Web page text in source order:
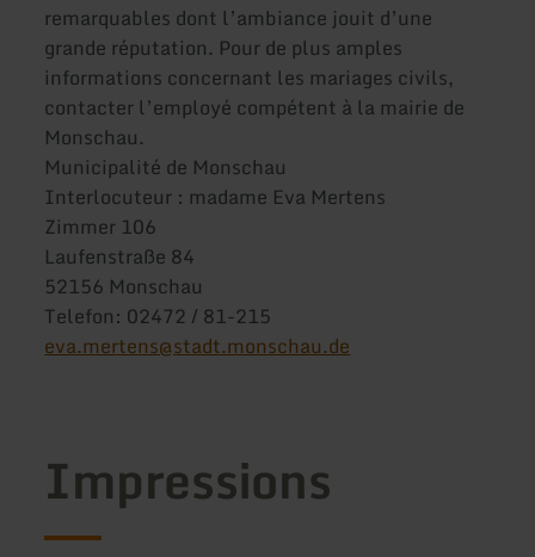
remarquables dont l’ambiance jouit d’une
grande réputation. Pour de plus amples
informations concernant les mariages civils,
contacter l’employé compétent à la mairie de
Monschau.
Municipalité de Monschau
Interlocuteur : madame Eva Mertens
Zimmer 106
Laufenstraße 84
52156 Monschau
Telefon: 02472 / 81-215
eva.mertens@stadt.monschau.de
Impressions